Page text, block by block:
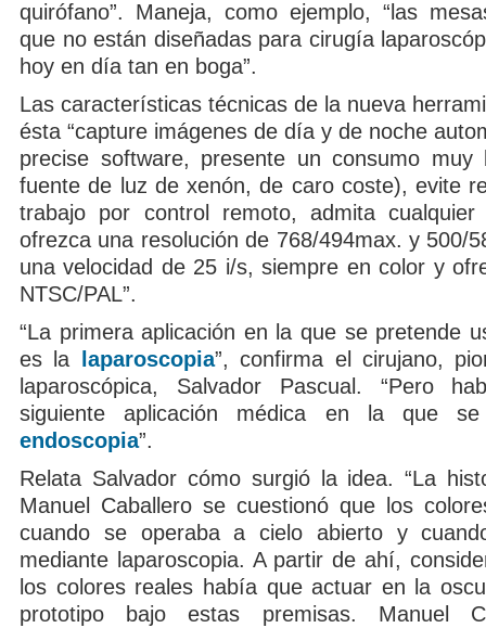
quirófano”. Maneja, como ejemplo, “las
que no están diseñadas para cirugía
hoy en día tan en boga”.
Las características técnicas de la nueva
ésta “capture imágenes de día y de noche
precise software, presente un consumo muy
fuente de luz de xenón, de caro coste), evite
trabajo por control remoto, admita
ofrezca una resolución de 768/494max. y 500/
una velocidad de 25 i/s, siempre en color y
NTSC/PAL”.
“La primera aplicación en la que se pretende
es la
laparoscopia”, confirma el cirujano,
laparoscópica, Salvador Pascual. “Pero
siguiente aplicación médica en la que
endoscopia”.
Relata Salvador cómo surgió la idea. “La
Manuel Caballero se cuestionó que los
cuando se operaba a cielo abierto y
mediante laparoscopia. A partir de ahí,
los colores reales había que actuar en la
prototipo bajo estas premisas. Manuel